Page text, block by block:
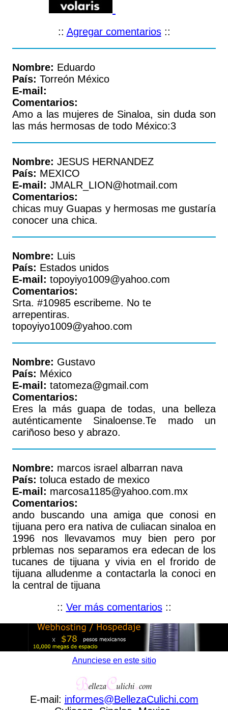
:: Agregar comentarios::
Nombre: Eduardo
País: Torreón México
E-mail:
Comentarios:
Amo a las mujeres de Sinaloa, sin duda son
las más hermosas de todo México:3
Nombre: JESUS HERNANDEZ
País: MEXICO
E-mail: JMALR_LION@hotmail.com
Comentarios:
chicas muy Guapas y hermosas me gustaría
conocer una chica.
Nombre: Luis
País: Estados unidos
E-mail: topoyiyo1009@yahoo.com
Comentarios:
Srta. #10985 escribeme. No te
arrepentiras.
topoyiyo1009@yahoo.com
Nombre: Gustavo
País: México
E-mail: tatomeza@gmail.com
Comentarios:
Eres la más guapa de todas, una belleza
auténticamente Sinaloense.Te mado un
cariñoso beso y abrazo.
Nombre: marcos israel albarran nava
País: toluca estado de mexico
E-mail: marcosa1185@yahoo.com.mx
Comentarios:
ando buscando una amiga que conosi en
tijuana pero era nativa de culiacan sinaloa en
1996 nos llevavamos muy bien pero por
prblemas nos separamos era edecan de los
tucanes de tijuana y vivia en el frorido de
tijuana alludenme a contactarla la conoci en
la central de tijuana
:: Ver más comentarios::
Anunciese en este sitio
E-mail: informes@BellezaCulichi.com